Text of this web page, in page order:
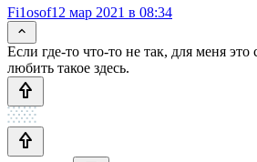
Fi1osof12 мар 2021 в 08:34
Если где-то что-то не так, для меня это
любить такое здесь.